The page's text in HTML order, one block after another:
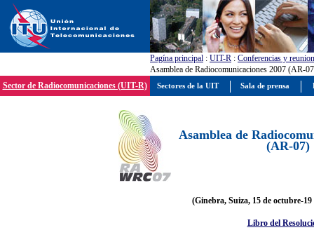
Pagína principal : UIT-R : Conferencias y
Asamblea de Radiocomunicaciones 2007 (AR-
Sector de Radiocomunicaciones (UIT-R)
Asamblea de
(AR-07)
(Ginebra, Suiza, 15 de octubre-19
Libro del
Sectores de la UIT Sala de prensa